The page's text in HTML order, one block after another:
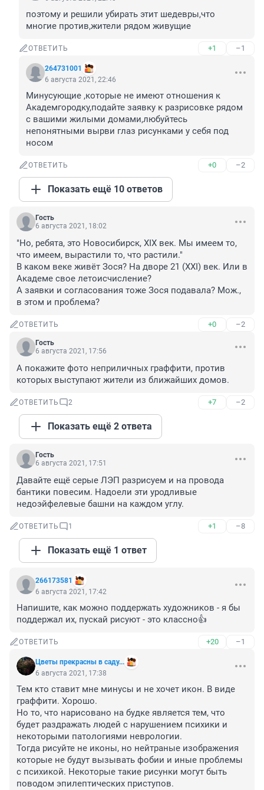
поэтому и решили убирать этит шедевры,что
многие против,жители рядом живущие
ОТВЕТИТЬ +1 –1
264731001
6 августа 2021, 22:46
Минусующие ,которые не имеют отношения к
Академгородку,подайте заявку к разрисовке рядом
с вашими жилыми домами,любуйтесь
непонятными вырви глаз рисунками у себя под
носом
ОТВЕТИТЬ +0 –2
Показать ещё 10 ответов
Гость
6 августа 2021, 18:02
"Но, ребята, это Новосибирск, XIX век. Мы имеем то,
что имеем, вырастили то, что растили."
В каком веке живёт Зося? На дворе 21 (XXI) век. Или в
Академе свое летоисчисление?
А заявки и согласования тоже Зося подавала? Мож.,
в этом и проблема?
ОТВЕТИТЬ +0 –2
Гость
6 августа 2021, 17:56
А покажите фото неприличных граффити, против
которых выступают жители из ближайших домов.
ОТВЕТИТЬ 2 +7 –2
Показать ещё 2 ответа
Гость
6 августа 2021, 17:51
Давайте ещё серые ЛЭП разрисуем и на провода
бантики повесим. Надоели эти уродливые
недоэйфелевые башни на каждом углу.
ОТВЕТИТЬ 1 +1 –8
Показать ещё 1 ответ
266173581
6 августа 2021, 17:42
Напишите, как можно поддержать художников - я бы
поддержал их, пускай рисуют - это классно👍
ОТВЕТИТЬ +20 –1
Цветы прекрасны в саду...
6 августа 2021, 17:38
Тем кто ставит мне минусы и не хочет икон. В виде
граффити. Хорошо.
Но то, что нарисовано на будке является тем, что
будет раздражать людей с нарушением психики и
некоторыми патологиями неврологии.
Тогда рисуйте не иконы, но нейтраные изображения
которые не будут вызывать фобии и иные проблемы
с психикой. Некоторые такие рисунки могут быть
поводом эпилептических приступов.